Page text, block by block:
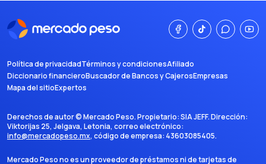
Política de privacidadTérminos y condicionesAfiliado
Diccionario financieroBuscador de Bancos y CajerosEmpresas
Mapa del sitioExpertos
Derechos de autor ©Mercado Peso. Propietario:SIA JEFF. Dirección:
Viktorijas 25, Jelgava, Letonia, correo electrónico:
info@mercadopeso.mx, código de empresa: 43603085405.
Mercado Peso no es un proveedor de préstamos ni de tarjetas de